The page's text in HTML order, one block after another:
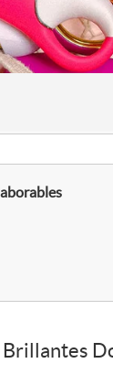
Brillantes